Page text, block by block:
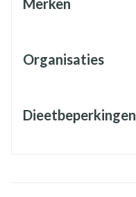
Merken
Organisaties
Dieetbeperkingen